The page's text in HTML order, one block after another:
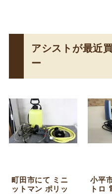
アシストが最近
ー
町田市にて ミニ
ットマン ポリッ
小平
トロ